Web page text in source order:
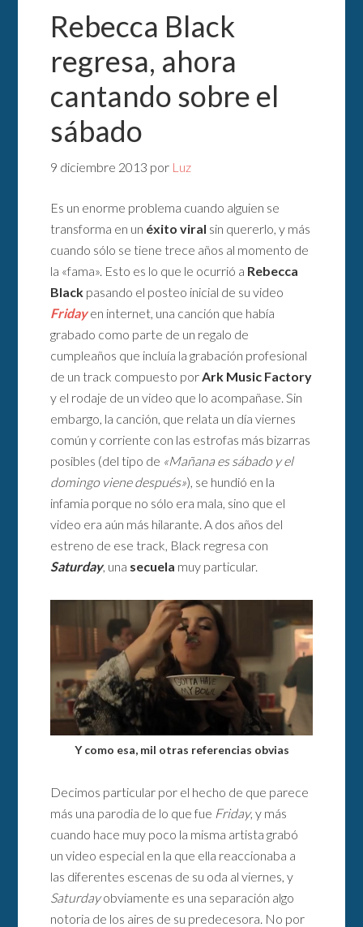
Rebecca Black
regresa, ahora
cantando sobre el
sábado
9 diciembre 2013 por Luz
Es un enorme problema cuando alguien se
transforma en un éxito viral sin quererlo, y más
cuando sólo se tiene trece años al momento de
la «fama». Esto es lo que le ocurrió a Rebecca
Black pasando el posteo inicial de su video
Fridayen internet, una canción que había
grabado como parte de un regalo de
cumpleaños que incluía la grabación profesional
de un track compuesto porArk Music Factory
y el rodaje de un video que lo acompañase. Sin
embargo, la canción, que relata un día viernes
común y corriente con las estrofas más bizarras
posibles (del tipo de «Mañana es sábado y el
domingo viene después»), se hundió en la
infamia porque no sólo era mala, sino que el
video era aún más hilarante. A dos años del
estreno de ese track, Black regresa con
Saturday, una secuela muy particular.
Y como esa, mil otras referencias obvias
Decimos particular por el hecho de que parece
más una parodia de lo que fue Friday, y más
cuando hace muy poco la misma artista grabó
un video especial en la que ella reaccionaba a
las diferentes escenas de su oda al viernes, y
Saturdayobviamente es una separación algo
notoria de los aires de su predecesora. No por